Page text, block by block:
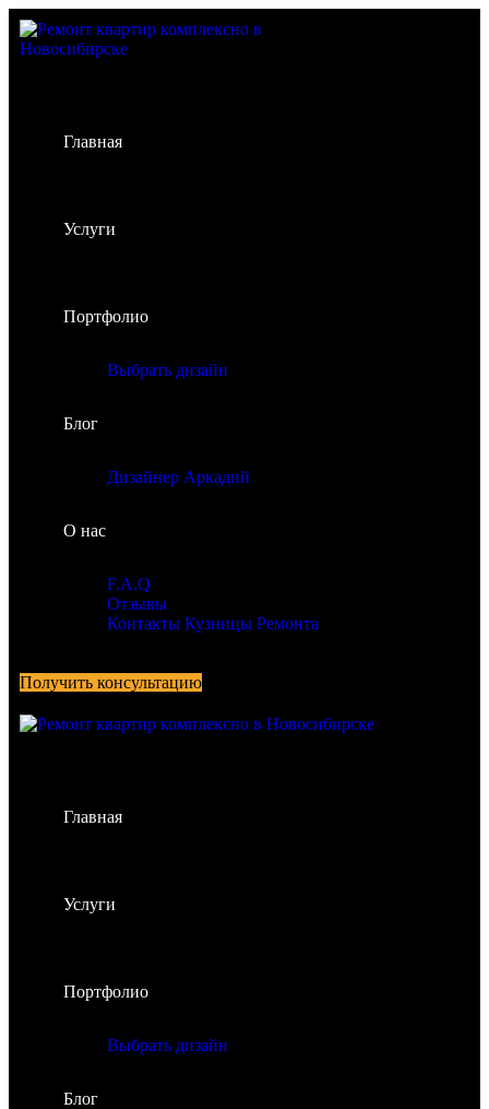
Главная
Услуги
Портфолио
Выбрать дизайн
Блог
Дизайнер Аркадий
О нас
F.A.Q
Отзывы
Контакты Кузницы Ремонта
Получить консультацию
Главная
Услуги
Портфолио
Выбрать дизайн
Блог